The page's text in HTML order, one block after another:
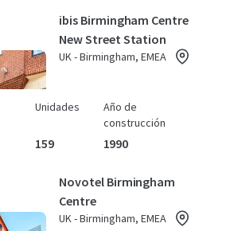
ibis Birmingham Centre
New Street Station
UK - Birmingham, EMEA
Unidades
159
Año de
construcción
1990
Novotel Birmingham
Centre
UK - Birmingham, EMEA